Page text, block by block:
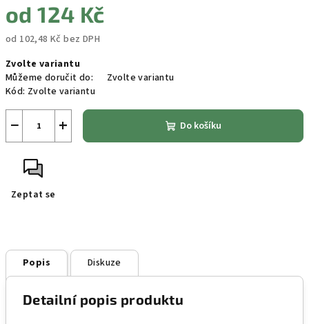
od124 Kč
od 102,48 Kč bez DPH
cena:
Zvolte variantu
Můžeme doručit do:
Zvolte variantu
Kód: Zvolte variantu
+
− Do košíku
Zeptat se
Popis Diskuze
Detailní popis produktu